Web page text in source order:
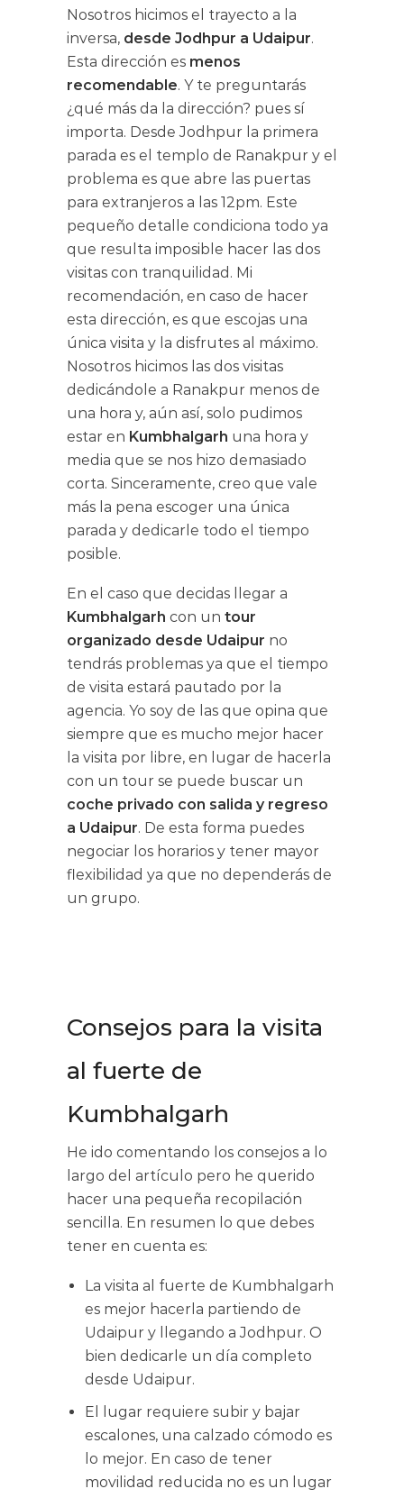
Nosotros hicimos el trayecto a la
inversa, desde Jodhpur a Udaipur.
Esta dirección es menos
recomendable. Y te preguntarás
¿qué más da la dirección? pues sí
importa. Desde Jodhpur la primera
parada es el templo de Ranakpur y el
problema es que abre las puertas
para extranjeros a las 12pm. Este
pequeño detalle condiciona todo ya
que resulta imposible hacer las dos
visitas con tranquilidad. Mi
recomendación, en caso de hacer
esta dirección, es que escojas una
única visita y la disfrutes al máximo.
Nosotros hicimos las dos visitas
dedicándole a Ranakpur menos de
una hora y, aún así, solo pudimos
estar en Kumbhalgarh una hora y
media que se nos hizo demasiado
corta. Sinceramente, creo que vale
más la pena escoger una única
parada y dedicarle todo el tiempo
posible.
En el caso que decidas llegar a
Kumbhalgarh con un tour
organizado desde Udaipur no
tendrás problemas ya que el tiempo
de visita estará pautado por la
agencia. Yo soy de las que opina que
siempre que es mucho mejor hacer
la visita por libre, en lugar de hacerla
con un tour se puede buscar un
coche privado con salida y regreso
a Udaipur. De esta forma puedes
negociar los horarios y tener mayor
flexibilidad ya que no dependerás de
un grupo.
Consejos para la visita
al fuerte de
Kumbhalgarh
He ido comentando los consejos a lo
largo del artículo pero he querido
hacer una pequeña recopilación
sencilla. En resumen lo que debes
tener en cuenta es:
La visita al fuerte de Kumbhalgarh
es mejor hacerla partiendo de
Udaipur y llegando a Jodhpur. O
bien dedicarle un día completo
desde Udaipur.
El lugar requiere subir y bajar
escalones, una calzado cómodo es
lo mejor. En caso de tener
movilidad reducida no es un lugar